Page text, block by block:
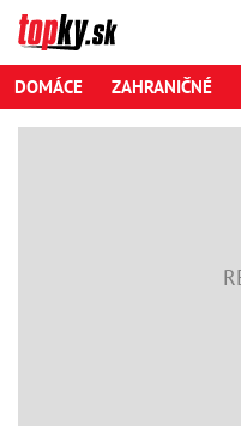
DOMÁCE ZAHRANIČNÉ